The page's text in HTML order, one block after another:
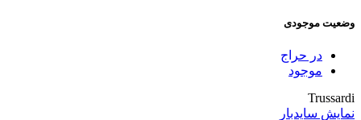
وضعیت موجودی
در حراج
موجود
Trussardi
نمایش سایدبار